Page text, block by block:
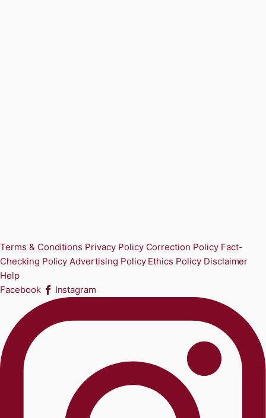
Terms & Conditions Privacy Policy Correction Policy Fact-
Checking Policy Advertising Policy Ethics Policy Disclaimer
Help
Facebook
Instagram